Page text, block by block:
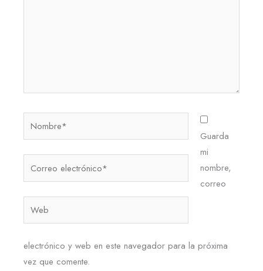
Nombre*
Guarda
mi
nombre,
correo
electrónico y web en este navegador para la próxima
vez que comente.